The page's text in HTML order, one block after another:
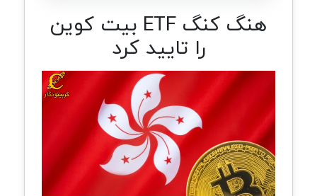
هنگ کنگ ETF بیت کوین
را تایید کرد